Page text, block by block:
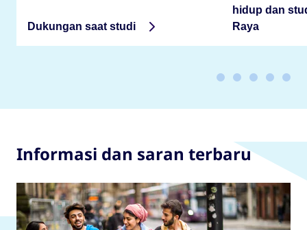
Dukungan saat studi
hidup dan
Raya
Informasi dan saran terbaru